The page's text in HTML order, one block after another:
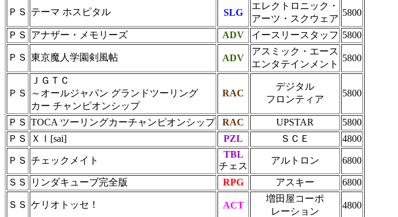
ＰＳ テーマ ホスピタル SLG
エレクトロニック・
アーツ・スクウェア
5800
ＰＳ アナザー・メモリーズ ADV イースリースタッフ 5800
ＰＳ 東京魔人学園剣風帖 ADV
アスミック・エース
エンタテインメント
5800
ＰＳ
ＪＧＴＣ
～オールジャパン グランドツーリング
カー チャンピオンシップ
RAC
デジタル
フロンティア
5800
ＰＳ TOCA ツーリングカーチャンピオンシップ RAC UPSTAR
5800
ＰＳ
ＸＩ[sai] PZL ＳＣＥ 4800
ＰＳ チェックメイト
TBL
チェス
アルトロン 6800
ＳＳ リンダキューブ完全版 RPG アスキー 6800
ＳＳ ケリオトッセ！ ACT
増田屋コーポ
レーション
4800